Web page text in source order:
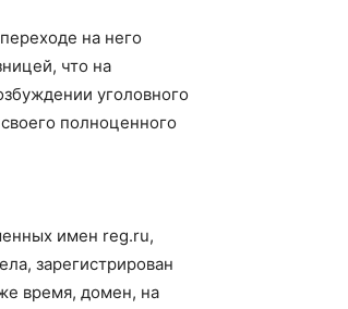
на него
что на
уголовного
полноценного
имен reg.ru,
зарегистрирован
время, домен, на